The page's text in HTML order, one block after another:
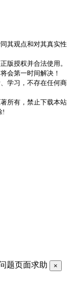
其观点和对其真实性
版授权并合法使用。
会第一时间解决！
学习，不存在任何商
所有，禁止下载本站
!
题页面求助 ×